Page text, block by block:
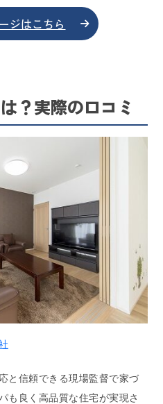
ジはこちら
？実際の口コミ
と信頼できる現場監督で家づ
も良く高品質な住宅が実現さ